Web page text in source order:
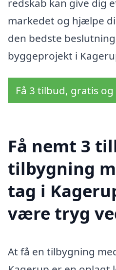
redskab kan give dig
markedet og hjælpe
den bedste
byggeprojekt i
Få 3 tilbud, gratis
Få nemt 3
tilbygning
tag i
være tryg
At få en tilbygning